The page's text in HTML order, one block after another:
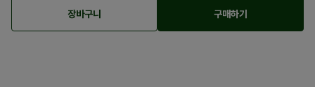
장바구니 구매하기